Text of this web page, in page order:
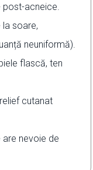
acneice.
soare,
neuniformă).
flască, ten
cutanat
are nevoie de